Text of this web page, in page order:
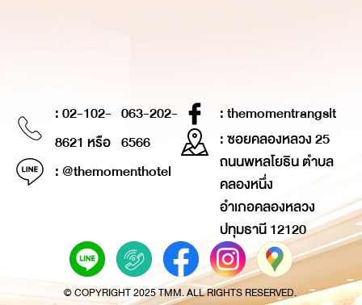
: 02-102-
8621 หรือ
063-202-
6566
: @themomenthotel
: themomentrangsit
: ซอยคลองหลวง 25
ถนนพหลโยธิน ตำบล
คลองหนึ่ง
อำเภอคลองหลวง
ปทุมธานี 12120
© COPYRIGHT 2025 TMM. ALL RIGHTS RESERVED.